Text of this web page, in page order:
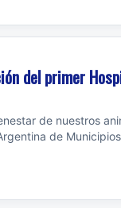
del primer
de nuestros
de